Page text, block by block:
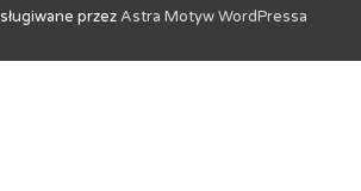
przezAstra Motyw WordPressa